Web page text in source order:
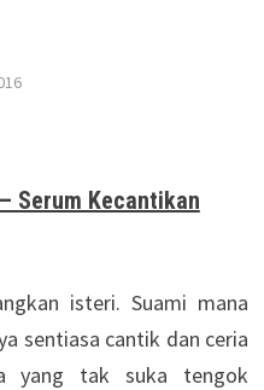
Serum Kecantikan
isteri. Suami mana
sentiasa cantik dan ceria
yang tak suka tengok